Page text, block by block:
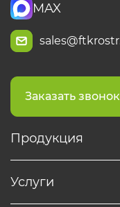
MAX
Заказать звонок
Продукция
Услуги